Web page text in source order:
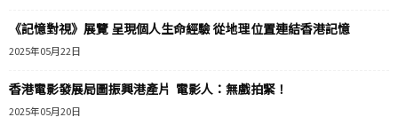
《記憶對視》展覽 呈現個人生命經驗 從地理位置連結香港記憶
2025年05月22日
香港電影發展局圖振興港產片 電影人：無戲拍緊！
2025年05月20日